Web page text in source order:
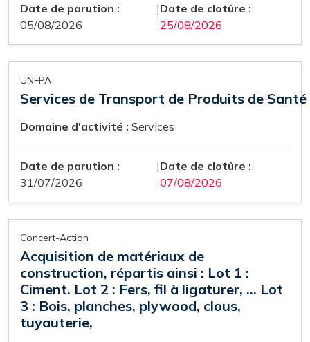
Date de parution :
05/08/2026
|Date de clotûre :
25/08/2026
UNFPA
Services de Transport de Produits de
Domaine d'activité : Services
Date de parution :
31/07/2026
|Date de clotûre :
07/08/2026
Concert-Action
Acquisition de matériaux de
construction, répartis ainsi : Lot 1 :
Ciment. Lot 2 : Fers, fil à ligaturer, … Lot
3 : Bois, planches, plywood, clous,
tuyauterie,